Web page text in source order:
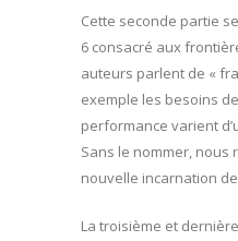
Cette seconde partie
6 consacré aux
auteurs parlent de «
exemple les besoins
performance varient
Sans le nommer, nous
nouvelle incarnation
La troisième et